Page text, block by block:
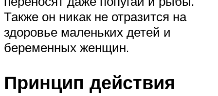
Также он никак не отразится на
здоровье маленьких детей и
беременных женщин.
Принцип действия